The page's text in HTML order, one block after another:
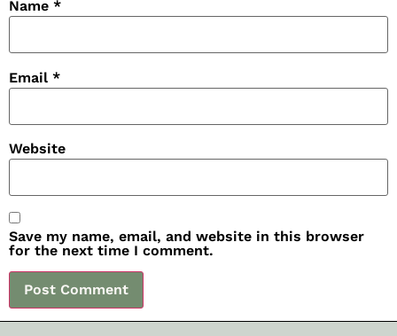
Name *
Email *
Website
Save my name, email, and website in this browser
for the next time I comment.